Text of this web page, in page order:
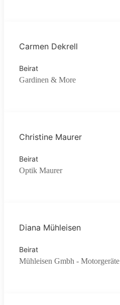
Carmen Dekrell
Beirat
Gardinen & More
Christine Maurer
Beirat
Optik Maurer
Diana Mühleisen
Beirat
Mühleisen Gmbh - Motorgeräte